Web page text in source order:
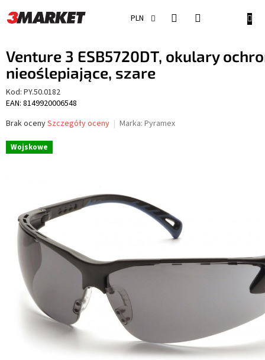
do
treści
PLN
Venture 3 ESB5720DT, okulary
nieoślepiające, szare
Kod: PY.50.0182
EAN: 8149920006548
Średnia
produktu
wynosi
Brak ocenySzczegóły oceny Marka: Pyramex
Wojskowe